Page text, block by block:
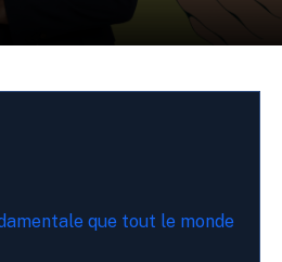
que tout le monde